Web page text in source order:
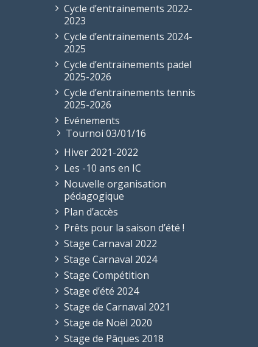
Cycle d’entrainements 2022-
2023
Cycle d’entrainements 2024-
2025
Cycle d’entrainements padel
2025-2026
Cycle d’entrainements tennis
2025-2026
Evénements
Tournoi 03/01/16
Hiver 2021-2022
Les -10 ans en IC
Nouvelle organisation
pédagogique
Plan d’accès
Prêts pour la saison d’été !
Stage Carnaval 2022
Stage Carnaval 2024
Stage Compétition
Stage d’été 2024
Stage de Carnaval 2021
Stage de Noël 2020
Stage de Pâques 2018